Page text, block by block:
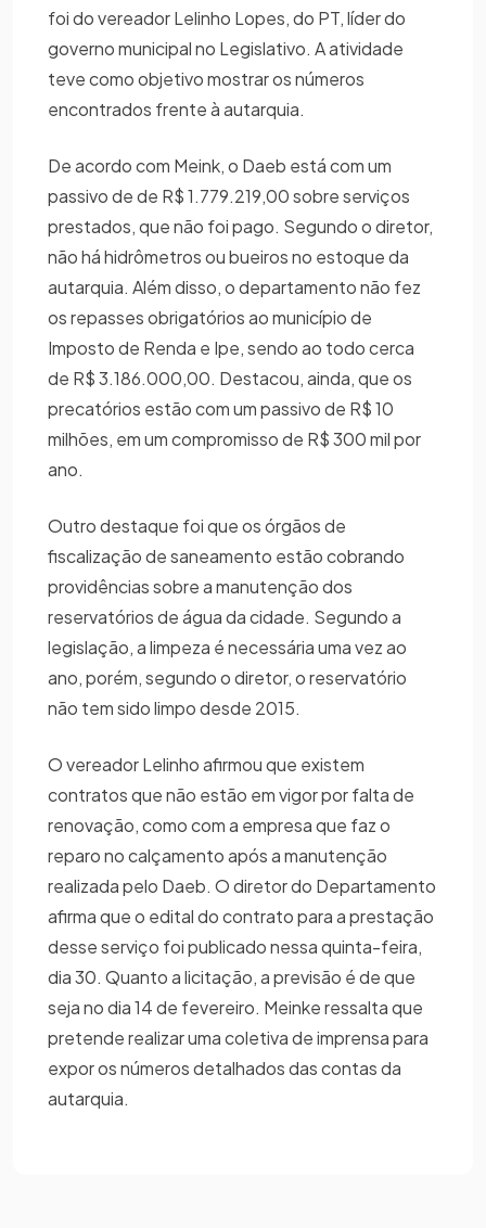
foi do vereador Lelinho Lopes, do PT, líder do
governo municipal no Legislativo. A atividade
teve como objetivo mostrar os números
encontrados frente à autarquia.
De acordo com Meink, o Daeb está com um
passivo de de R$ 1.779.219,00 sobre serviços
prestados, que não foi pago. Segundo o diretor,
não há hidrômetros ou bueiros no estoque da
autarquia. Além disso, o departamento não fez
os repasses obrigatórios ao município de
Imposto de Renda e Ipe, sendo ao todo cerca
de R$ 3.186.000,00. Destacou, ainda, que os
precatórios estão com um passivo de R$ 10
milhões, em um compromisso de R$ 300 mil por
ano.
Outro destaque foi que os órgãos de
fiscalização de saneamento estão cobrando
providências sobre a manutenção dos
reservatórios de água da cidade. Segundo a
legislação, a limpeza é necessária uma vez ao
ano, porém, segundo o diretor, o reservatório
não tem sido limpo desde 2015.
O vereador Lelinho afirmou que existem
contratos que não estão em vigor por falta de
renovação, como com a empresa que faz o
reparo no calçamento após a manutenção
realizada pelo Daeb. O diretor do Departamento
afirma que o edital do contrato para a prestação
desse serviço foi publicado nessa quinta-feira,
dia 30. Quanto a licitação, a previsão é de que
seja no dia 14 de fevereiro. Meinke ressalta que
pretende realizar uma coletiva de imprensa para
expor os números detalhados das contas da
autarquia.